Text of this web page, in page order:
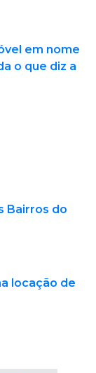
em nome
o que diz a
Bairros do
locação de